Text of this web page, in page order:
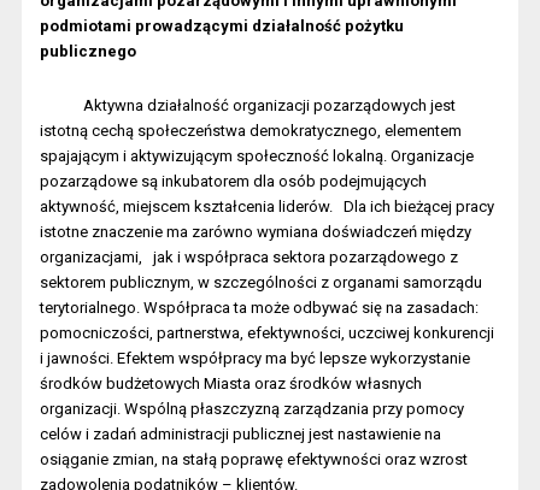
podmiotami prowadzącymi działalność pożytku
publicznego
Aktywna działalność organizacji pozarządowych jest
istotną cechą społeczeństwa demokratycznego, elementem
spajającym i aktywizującym społeczność lokalną. Organizacje
pozarządowe są inkubatorem dla osób podejmujących
aktywność, miejscem kształcenia liderów.
Dla ich bieżącej pracy
istotne znaczenie ma zarówno wymiana doświadczeń między
organizacjami,
jak i współpraca sektora pozarządowego z
sektorem publicznym, w szczególności z organami samorządu
terytorialnego. Współpraca ta może odbywać się na zasadach:
pomocniczości, partnerstwa, efektywności, uczciwej konkurencji
i jawności. Efektem współpracy ma być lepsze wykorzystanie
środków budżetowych Miasta oraz środków własnych
organizacji. Wspólną płaszczyzną zarządzania przy pomocy
celów i zadań administracji publicznej jest nastawienie na
osiąganie zmian, na stałą poprawę efektywności oraz wzrost
zadowolenia podatników – klientów.